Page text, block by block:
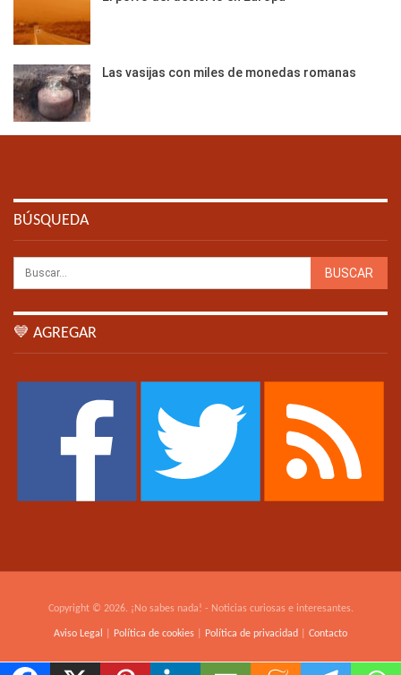
Las vasijas con miles de monedas romanas
BÚSQUEDA
💙 AGREGAR
Copyright © 2026. ¡No sabes nada! - Noticias curiosas e interesantes.
Aviso Legal Política de cookies Política de privacidad Contacto